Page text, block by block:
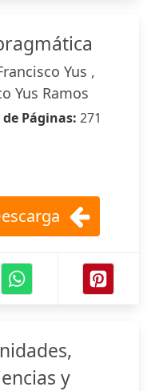
Yus ,
Yus Ramos
Páginas: 271
y